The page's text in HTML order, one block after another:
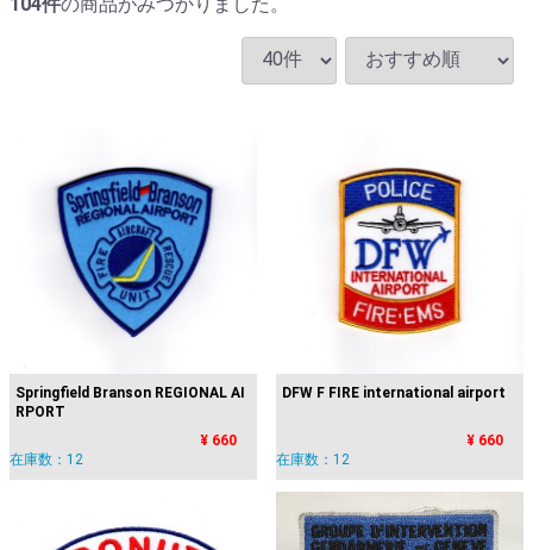
Springfield Branson REGIONAL AI
RPORT
¥ 660
在庫数：12
DFW F FIRE international airport
¥ 660
在庫数：12